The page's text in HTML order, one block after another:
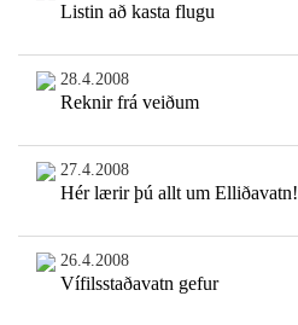
Listin að kasta flugu
28.4.2008
Reknir frá veiðum
27.4.2008
Hér lærir þú allt um Elliðavatn!
26.4.2008
Vífilsstaðavatn gefur